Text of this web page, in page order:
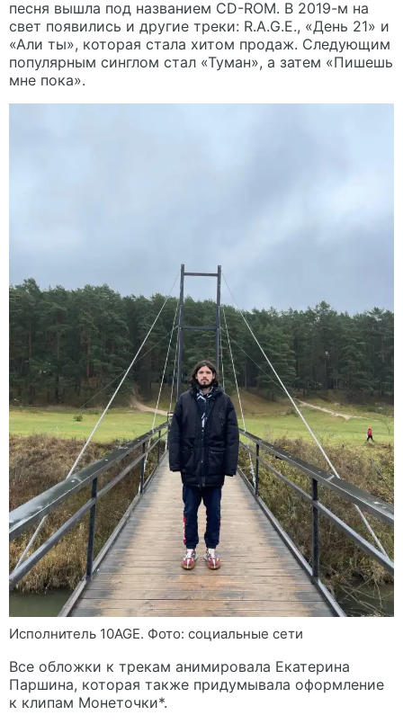
песня вышла под названием CD-ROM. В 2019-м на
свет появились и другие треки: R.A.G.E., «День 21» и
«Али ты», которая стала хитом продаж. Следующим
популярным синглом стал «Туман», а затем «Пишешь
мне пока».
Исполнитель 10AGE. Фото: социальные сети
Все обложки к трекам анимировала Екатерина
Паршина, которая также придумывала оформление
к клипам Монеточки*.